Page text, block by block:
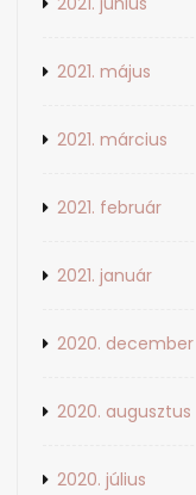
2021. május
2021. március
2021. február
2021. január
2020. december
2020. augusztus
2020. július